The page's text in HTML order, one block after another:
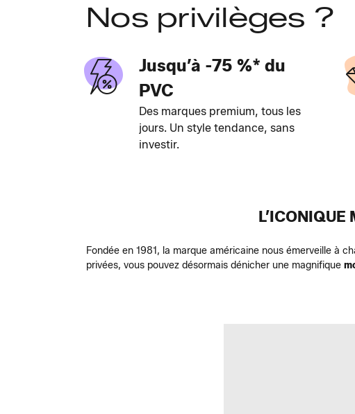
Nos privilèges ?
Jusqu’à -75 %* du
PVC
Des marques premium, tous les
jours. Un style tendance, sans
investir.
Fondée en 1981, la marque américaine nous émerveille à
privées, vous pouvez désormais dénicher une magnifique